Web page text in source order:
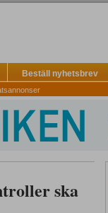
Beställ nyhetsbrev
ska